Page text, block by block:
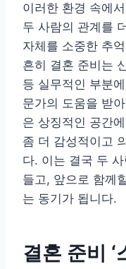
이러한 환경 속에
두 사람의 관계를
자체를 소중한 추
흔히 결혼 준비는
등 실무적인 부분
문가의 도움을 받
은 상징적인 공간
좀 더 감성적이고
다. 이는 결국 두
들고, 앞으로 함께
는 동기가 됩니다.
결혼 준비 ‘